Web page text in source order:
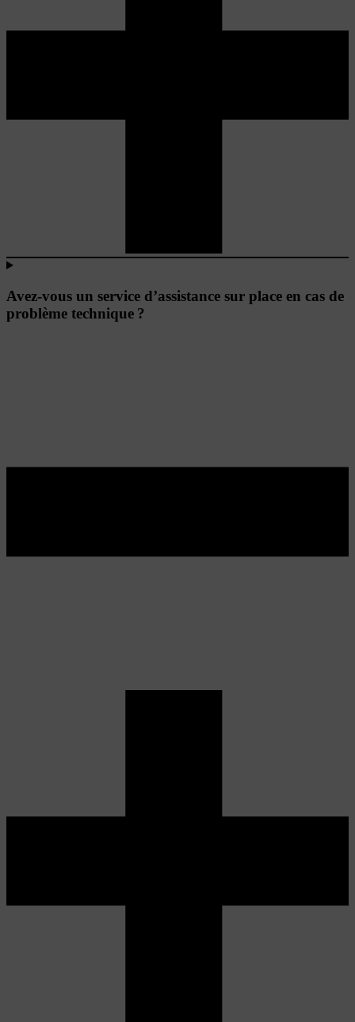
Avez-vous un service d’assistance sur place en cas de
problème technique ?